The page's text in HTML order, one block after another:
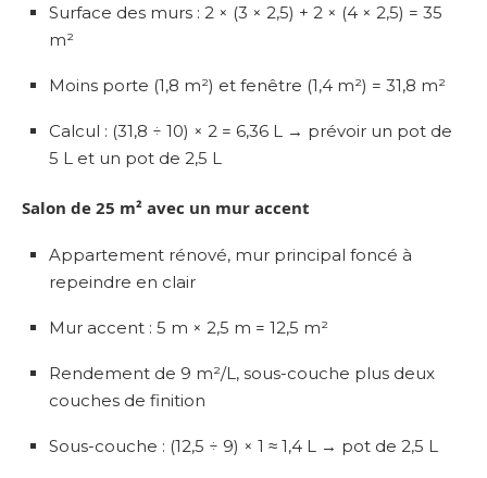
Surface des murs : 2 × (3 × 2,5) + 2 × (4 × 2,5) = 35
m²
Moins porte (1,8 m²) et fenêtre (1,4 m²) = 31,8 m²
Calcul : (31,8 ÷ 10) × 2 = 6,36 L → prévoir un pot de
5 L et un pot de 2,5 L
Salon de 25 m² avec un mur accent
Appartement rénové, mur principal foncé à
repeindre en clair
Mur accent : 5 m × 2,5 m = 12,5 m²
Rendement de 9 m²/L, sous-couche plus deux
couches de finition
Sous-couche : (12,5 ÷ 9) × 1 ≈ 1,4 L → pot de 2,5 L